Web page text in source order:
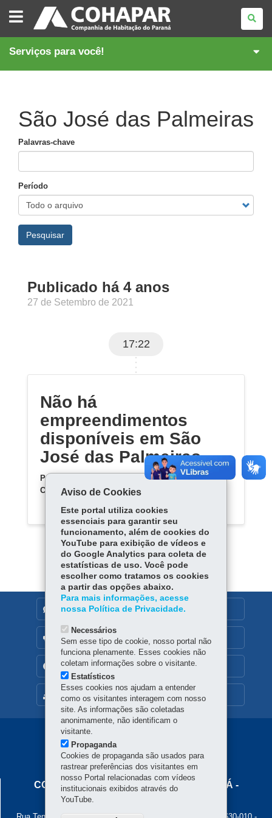
COMPANHIA
DE
HABITAÇÃO
DO
Serviços para você!
São José das Palmeiras
Palavras-chave
Período
Pesquisar
Publicado há 4 anos
27 de Setembro de 2021
17:22
Não há
empreendimentos
disponíveis em São
José das Palmeiras
Por enquanto, não há empreendimentos da
Cohapar previstos para São José das Palmeiras
MAPA DO SITE
DENUNCIE CORRUPÇÃO
OUVIDORIA
TRANSPARÊNCIA INSTITUCIONAL
Navegação
Principal
Cohapar
COMPANHIA DE HABITAÇÃO DO PARANÁ -
Aviso de Cookies
Este portal utiliza cookies
essenciais para garantir seu
funcionamento, além de cookies do
YouTube para exibição de vídeos e
do Google Analytics para coleta de
estatísticas de uso. Você pode
escolher como tratamos os cookies
a partir das opções abaixo.
Para mais informações, acesse
nossa Política de Privacidade.
Necessários
Sem esse tipo de cookie, nosso portal não
funciona plenamente. Esses cookies não
coletam informações sobre o visitante.
Estatísticos
Esses cookies nos ajudam a entender
como os visitantes interagem com nosso
site. As informações são coletadas
anonimamente, não identificam o
visitante.
Propaganda
Cookies de propaganda são usados para
rastrear preferências dos visitantes em
nosso Portal relacionadas com vídeos
institucionais exibidos através do
YouTube.